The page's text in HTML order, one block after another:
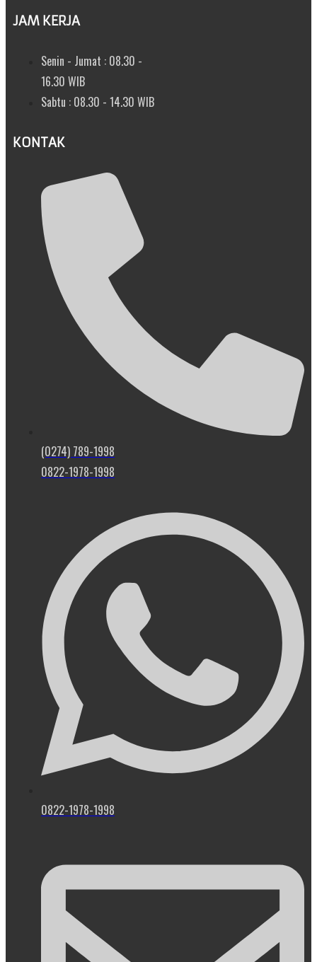
JAM KERJA
Senin - Jumat : 08.30 -
16.30 WIB
Sabtu : 08.30 - 14.30 WIB
KONTAK
(0274) 789-1998
0822-1978-1998
0822-1978-1998